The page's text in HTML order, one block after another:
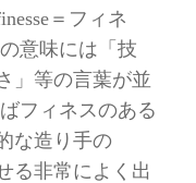
＝フィネ
意味には「技
」等の言葉が並
フィネスのある
な造り手の
る非常によく出